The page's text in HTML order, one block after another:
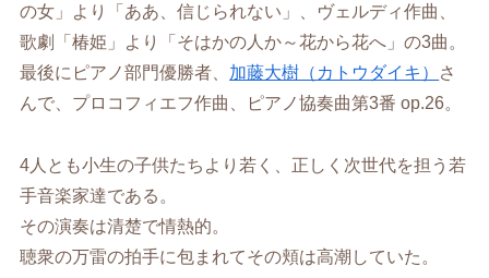
の女」より「ああ、信じられない」、ヴェルディ作曲、
歌劇「椿姫」より「そはかの人か～花から花へ」の3曲。
最後にピアノ部門優勝者、 加藤大樹（カトウダイキ）
さ
んで、プロコフィエフ作曲、ピアノ協奏曲第3番 op.26。
4人とも小生の子供たちより若く、正しく次世代を担う若
手音楽家達である。
その演奏は清楚で情熱的。
聴衆の万雷の拍手に包まれてその頬は高潮していた。